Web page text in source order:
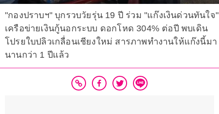
"กองปราบฯ" บุกรวบวัยรุ่น 19 ปี ร่วม "แก๊งเงินด่วนทันใจ"
เครือข่ายเงินกู้นอกระบบ ดอกโหด 304% ต่อปี พบเดิน
โปรยใบปลิวเกลื่อนเชียงใหม่ สารภาพทำงานให้แก๊งนี้มา
นานกว่า 1 ปีแล้ว